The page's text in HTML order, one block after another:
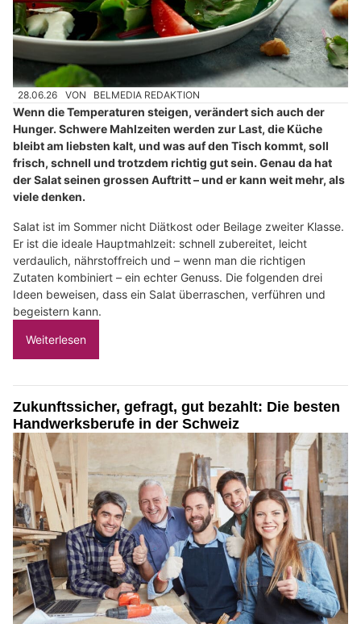
28.06.26 VON BELMEDIA REDAKTION
Wenn die Temperaturen steigen, verändert sich auch der
Hunger. Schwere Mahlzeiten werden zur Last, die Küche
bleibt am liebsten kalt, und was auf den Tisch kommt, soll
frisch, schnell und trotzdem richtig gut sein. Genau da hat
der Salat seinen grossen Auftritt – und er kann weit mehr, als
viele denken.
Salat ist im Sommer nicht Diätkost oder Beilage zweiter Klasse.
Er ist die ideale Hauptmahlzeit: schnell zubereitet, leicht
verdaulich, nährstoffreich und – wenn man die richtigen
Zutaten kombiniert – ein echter Genuss. Die folgenden drei
Ideen beweisen, dass ein Salat überraschen, verführen und
begeistern kann.
Weiterlesen
Zukunftssicher, gefragt, gut bezahlt: Die besten
Handwerksberufe in der Schweiz